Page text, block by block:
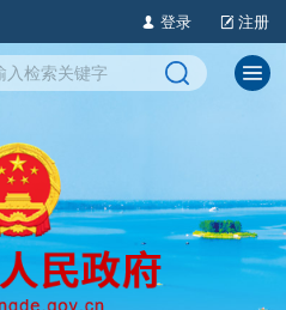
登录 注册